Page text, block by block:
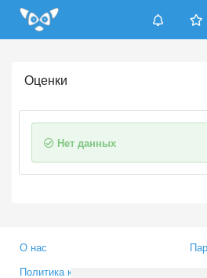
Update cookies preferences
Оценки
Нет данных
О нас
Политика конфиденциальности